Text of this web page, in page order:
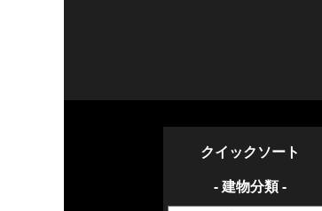
クイックソート
- 建物分類 -